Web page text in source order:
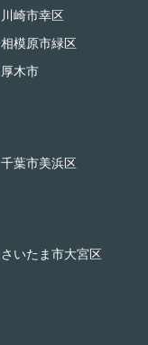
川崎市幸区
相模原市緑区
厚木市
千葉市美浜区
さいたま市大宮区